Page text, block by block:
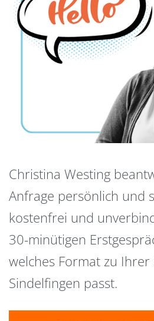
Christina Westing
Anfrage persönlich und
kostenfrei und
30-minütigen
welches Format zu
Sindelfingen passt.